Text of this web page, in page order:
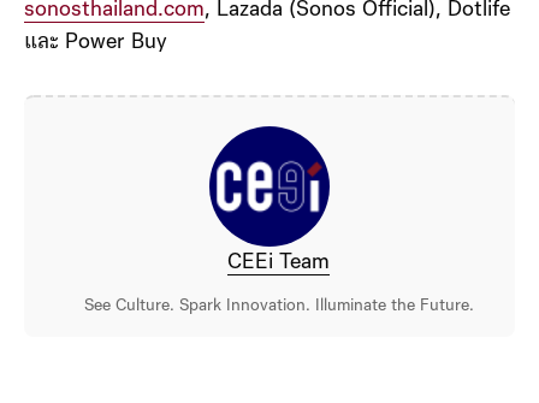
sonosthailand.com, Lazada (Sonos Official), Dotlife
และ Power Buy
CEEi Team
See Culture. Spark Innovation. Illuminate the Future.